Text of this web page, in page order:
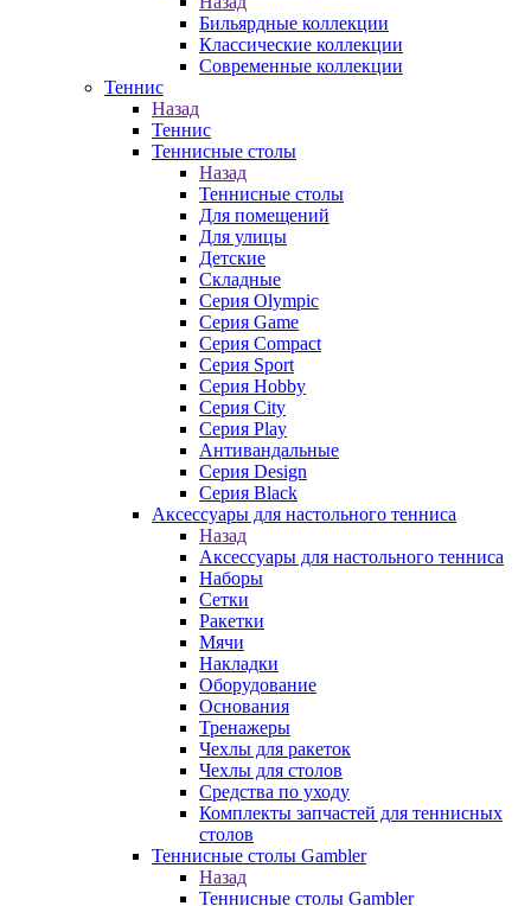
Бильярдные коллекции
Классические коллекции
Современные коллекции
Теннис
Назад
Теннис
Теннисные столы
Назад
Теннисные столы
Для помещений
Для улицы
Детские
Складные
Серия Olympic
Серия Game
Серия Compact
Серия Sport
Серия Hobby
Серия City
Серия Play
Антивандальные
Серия Design
Серия Black
Аксессуары для настольного тенниса
Назад
Аксессуары для настольного тенниса
Наборы
Сетки
Ракетки
Мячи
Накладки
Оборудование
Основания
Тренажеры
Чехлы для ракеток
Чехлы для столов
Средства по уходу
Комплекты запчастей для теннисных
столов
Теннисные столы Gambler
Назад
Теннисные столы Gambler